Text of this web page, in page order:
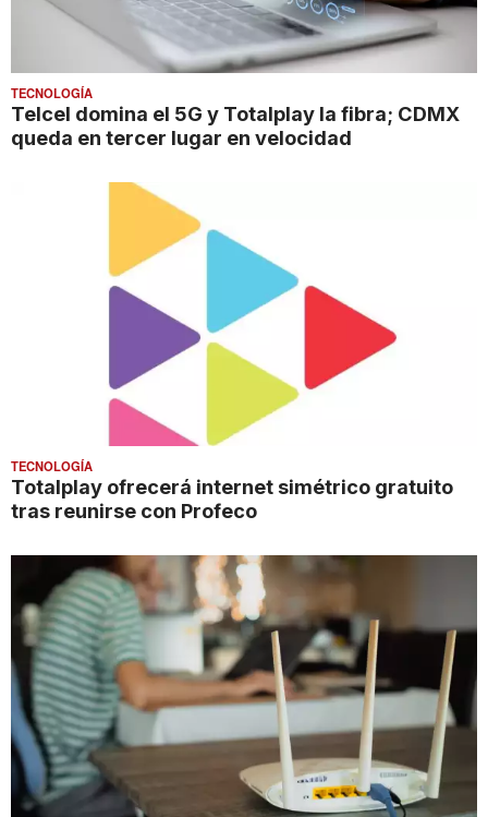
TECNOLOGÍA
Telcel domina el 5G y Totalplay la fibra; CDMX
queda en tercer lugar en velocidad
TECNOLOGÍA
Totalplay ofrecerá internet simétrico gratuito
tras reunirse con Profeco